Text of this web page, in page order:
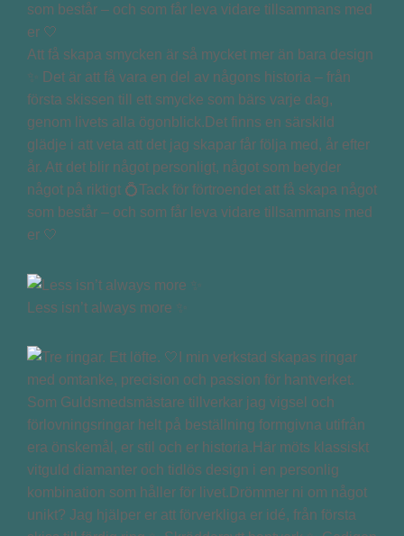
Att få skapa smycken är så mycket mer än bara design
✨ Det är att få vara en del av någons historia – från
första skissen till ett smycke som bärs varje dag,
genom livets alla ögonblick.Det finns en särskild
glädje i att veta att det jag skapar får följa med, år efter
år. Att det blir något personligt, något som betyder
något på riktigt 💍Tack för förtroendet att få skapa något
som består – och som får leva vidare tillsammans med
er 🤍
Less isn’t always more ✨